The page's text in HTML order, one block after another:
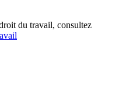
du travail, consultez